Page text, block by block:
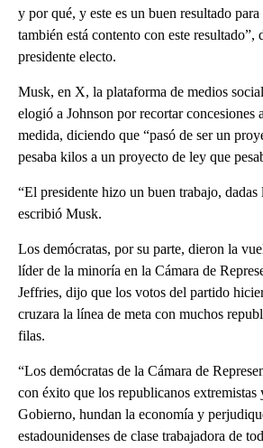
y por qué, y este es un buen resultado
también está contento con este resultado”,
presidente electo.
Musk, en X, la plataforma de medios
elogió a Johnson por recortar concesiones
medida, diciendo que “pasó de ser un
pesaba kilos a un proyecto de ley que
“El presidente hizo un buen trabajo, dadas
escribió Musk.
Los demócratas, por su parte, dieron la
líder de la minoría en la Cámara de
Jeffries, dijo que los votos del partido
cruzara la línea de meta con muchos
filas.
“Los demócratas de la Cámara de
con éxito que los republicanos
Gobierno, hundan la economía y
estadounidenses de clase trabajadora de